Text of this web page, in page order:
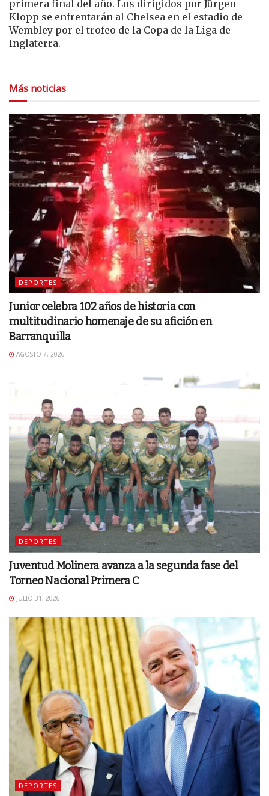
primera final del año. Los dirigidos por Jürgen
Klopp se enfrentarán al Chelsea en el estadio de
Wembley por el trofeo de la Copa de la Liga de
Inglaterra.
Más noticias
DEPORTES
Junior celebra 102 años de historia con
multitudinario homenaje de su afición en
Barranquilla
AGOSTO 7, 2026
DEPORTES
Juventud Molinera avanza a la segunda fase del
Torneo Nacional Primera C
JULIO 31, 2026
DEPORTES